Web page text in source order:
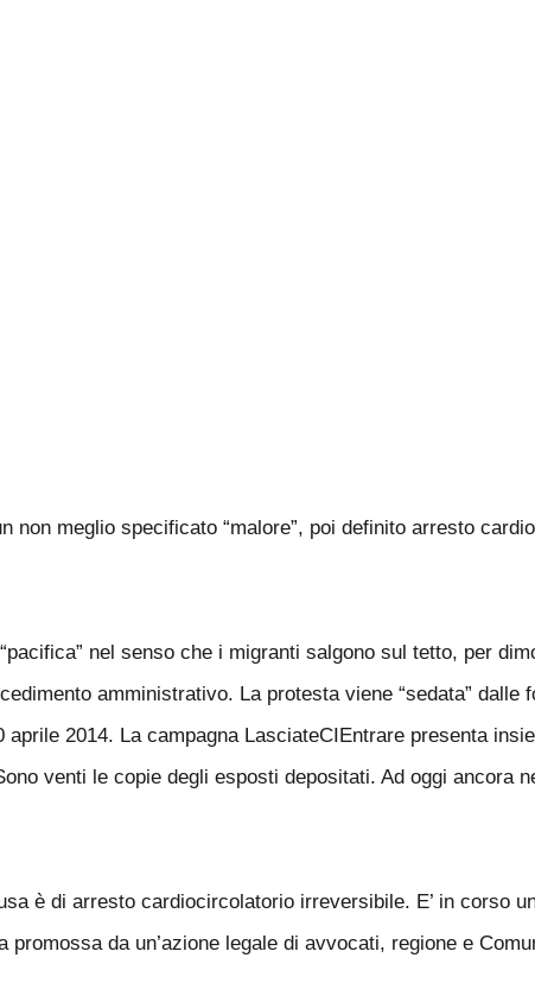
meglio specificato “malore”, poi definito arresto
nel senso che i migranti salgono sul tetto, per
amministrativo. La protesta viene “sedata” dalle
2014. La campagna LasciateCIEntrare presenta
venti le copie degli esposti depositati. Ad oggi ancora
è di arresto cardiocircolatorio irreversibile. E’ in corso
da un’azione legale di avvocati, regione e